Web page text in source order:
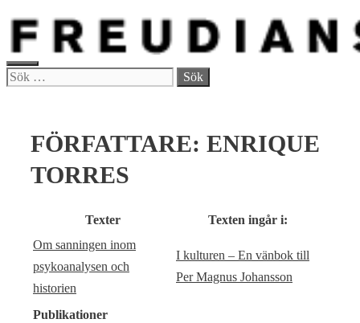
Hoppa
innehåll
MENY
Sök
FÖRFATTARE: ENRIQUE
TORRES
Texter
Texten ingår i:
Om sanningen inom
psykoanalysen och
historien
I kulturen – En vänbok till
Per Magnus Johansson
Publikationer